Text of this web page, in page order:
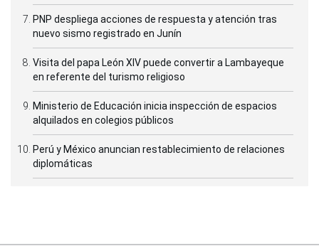
PNP despliega acciones de respuesta y atención tras
nuevo sismo registrado en Junín
Visita del papa León XIV puede convertir a Lambayeque
en referente del turismo religioso
Ministerio de Educación inicia inspección de espacios
alquilados en colegios públicos
Perú y México anuncian restablecimiento de relaciones
diplomáticas